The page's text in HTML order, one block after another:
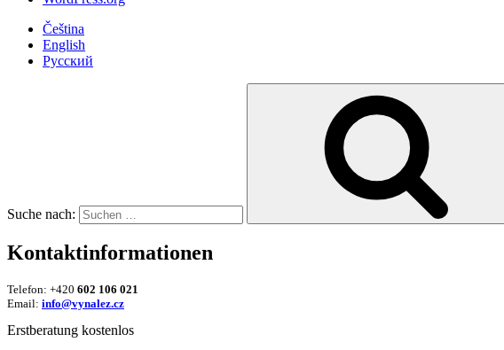
Čeština
English
Русский
Suche nach:
Kontaktinformationen
Telefon: +420 602 106 021
Email: info@vynalez.cz
Erstberatung kostenlos